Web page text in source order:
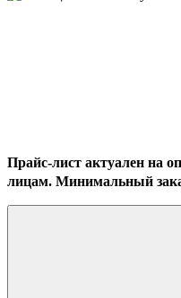
Прайс-лист актуален на
лицам. Минимальный